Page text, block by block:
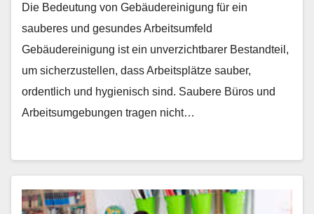
Die Bedeutung von Gebäudereinigung für ein
sauberes und gesundes Arbeitsumfeld
Gebäudereinigung ist ein unverzichtbarer Bestandteil,
um sicherzustellen, dass Arbeitsplätze sauber,
ordentlich und hygienisch sind. Saubere Büros und
Arbeitsumgebungen tragen nicht…